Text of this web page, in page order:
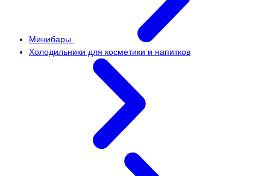
Минибары
Холодильники для косметики и напитков